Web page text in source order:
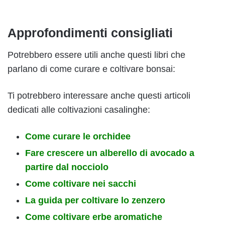
Approfondimenti consigliati
Potrebbero essere utili anche questi libri che
parlano di come curare e coltivare bonsai:
Ti potrebbero interessare anche questi articoli
dedicati alle coltivazioni casalinghe:
Come curare le orchidee
Fare crescere un alberello di avocado a
partire dal nocciolo
Come coltivare nei sacchi
La guida per coltivare lo zenzero
Come coltivare erbe aromatiche